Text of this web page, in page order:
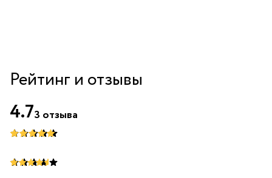
Рейтинг и отзывы
4.73 отзыва